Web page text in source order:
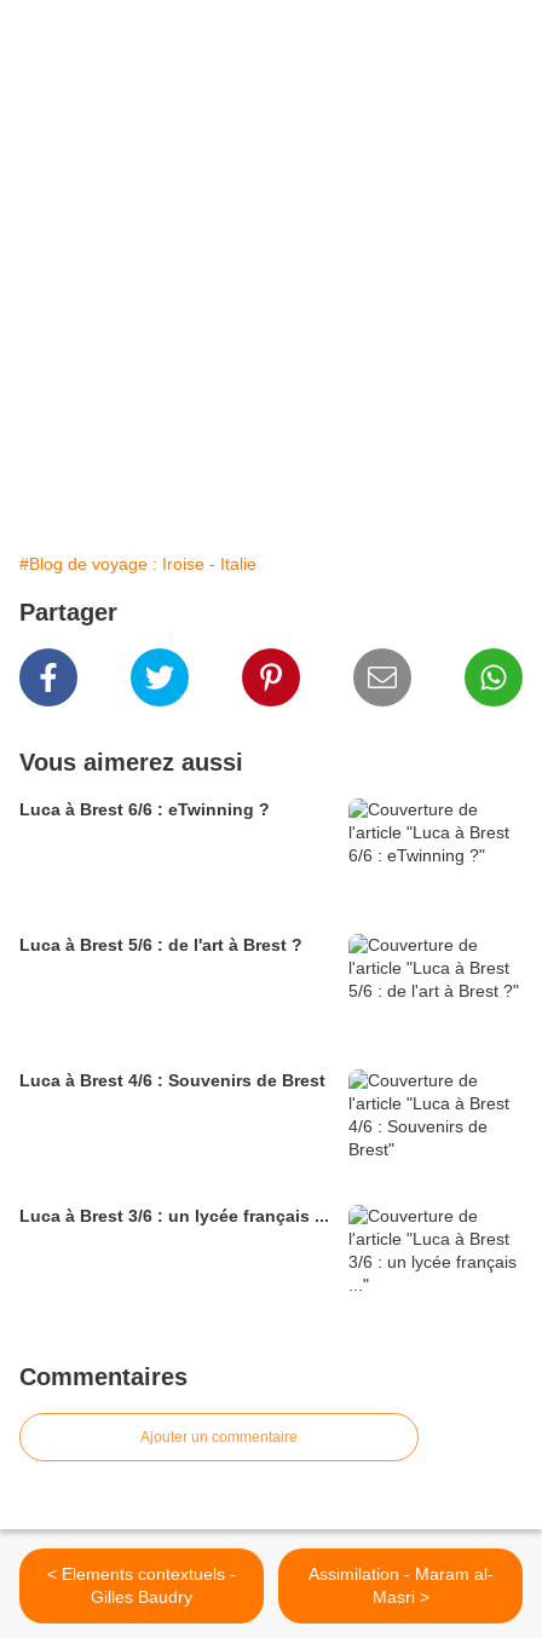
#Blog de voyage : Iroise - Italie
Partager
Vous aimerez aussi
Luca à Brest 6/6 : eTwinning ?
Luca à Brest 5/6 : de l'art à Brest ?
Luca à Brest 4/6 : Souvenirs de Brest
Luca à Brest 3/6 : un lycée français ...
Commentaires
Ajouter un commentaire
< Elements contextuels -
Gilles Baudry
Assimilation - Maram al-
Masri >